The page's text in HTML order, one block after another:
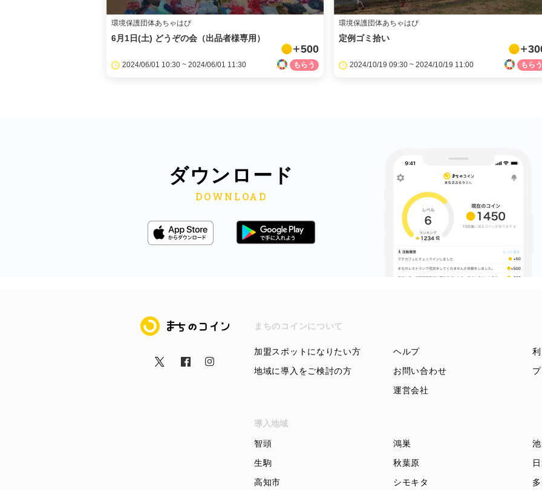
環境保護団体あちゃはぴ
6月1日(土) どうぞの会（出品者様専用）
500
2024/06/01 10:30 ~ 2024/06/01 11:30
環境保護団体あちゃはぴ
定例ゴミ拾い
2024/10/19 09:30 ~ 2024/10/19 11:00
ダウンロード
まちのコイン まちのコインについて
加盟スポットになりたい方
地域に導入をご検討の方
ヘルプ
お問い合わせ
運営会社
導入地域
智頭 鴻巣
生駒
秋葉原
高知市
シモキタ